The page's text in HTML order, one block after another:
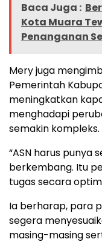
Baca Juga :
Kota Muara
Penanganan
Mery juga
Pemerintah
meningkatkan
menghadapi
semakin kompleks.
“ASN harus punya
berkembang. Itu
tugas secara
Ia berharap, para
segera
masing-masing